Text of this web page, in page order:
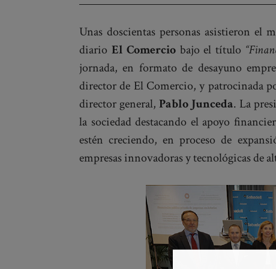
Unas doscientas personas asistieron el
diario El Comercio bajo el título
jornada, en formato de desayuno
director de El Comercio, y patrocinada
director general, Pablo Junceda. La
la sociedad destacando el apoyo
estén creciendo, en proceso de
empresas innovadoras y tecnológicas de